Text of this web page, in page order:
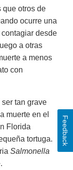
que otros de
ocurre una
desde
a otras
a menos
con
tan grave
muerte en el
Florida
tortuga.
Salmonella
Feedback